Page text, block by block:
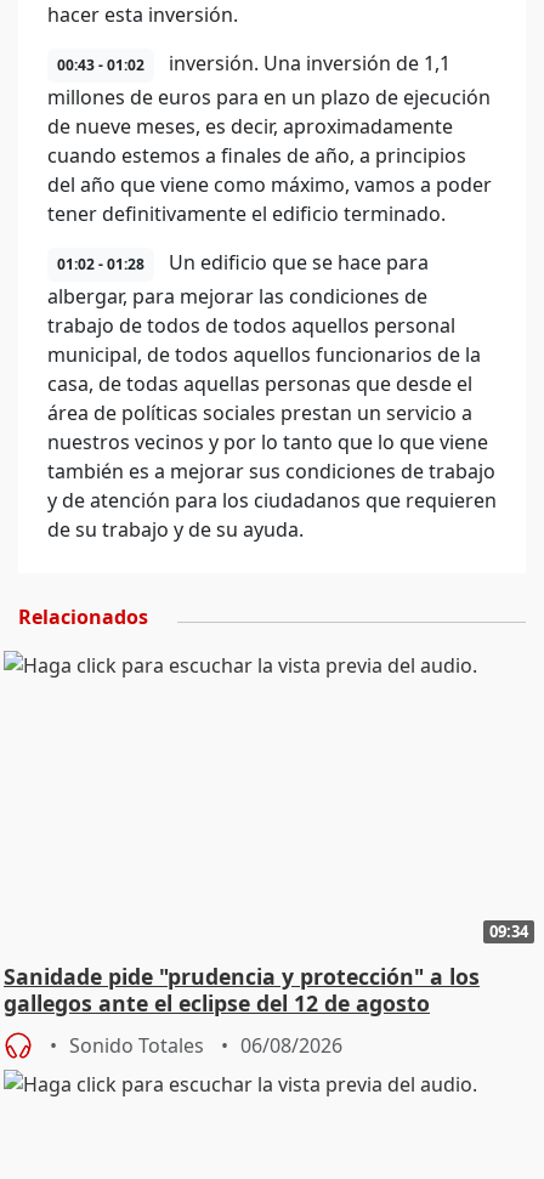
hacer esta inversión.
00:43 - 01:02
inversión. Una inversión de 1,1
millones de euros para en un plazo de ejecución
de nueve meses, es decir, aproximadamente
cuando estemos a finales de año, a principios
del año que viene como máximo, vamos a poder
tener definitivamente el edificio terminado.
01:02 - 01:28
Un edificio que se hace para
albergar, para mejorar las condiciones de
trabajo de todos de todos aquellos personal
municipal, de todos aquellos funcionarios de la
casa, de todas aquellas personas que desde el
área de políticas sociales prestan un servicio a
nuestros vecinos y por lo tanto que lo que viene
también es a mejorar sus condiciones de trabajo
y de atención para los ciudadanos que requieren
de su trabajo y de su ayuda.
Relacionados
09:34
Sanidade pide "prudencia y protección" a los
gallegos ante el eclipse del 12 de agosto
Sonido Totales 06/08/2026